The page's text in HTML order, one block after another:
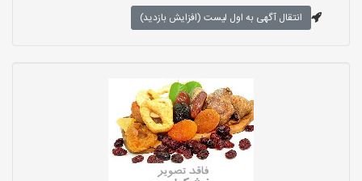
انتقال آگهی به اول لیست (افزایش بازدید)